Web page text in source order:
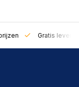
Gratis